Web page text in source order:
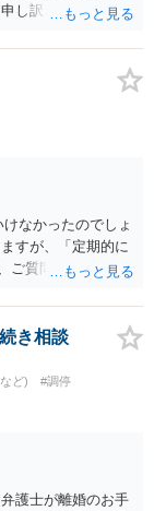
し訳ございません
なかったのでしょ
すが、「定期的に
ご質問者様から相
でしょうか？ →算
額が算定表で算出
額が婚姻費用の金
き相談
ど)
#調停
護士が離婚のお手